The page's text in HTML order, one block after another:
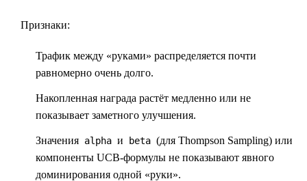
Признаки:
Трафик между «руками» распределяется почти
равномерно очень долго.
Накопленная награда растёт медленно или не
показывает заметного улучшения.
Значения alpha и beta (для Thompson Sampling) или
компоненты UCB-формулы не показывают явного
доминирования одной «руки».